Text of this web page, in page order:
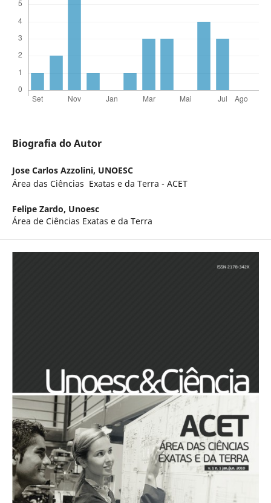
Biografia do Autor
Jose Carlos Azzolini, UNOESC
Área das Ciências Exatas e da Terra - ACET
Felipe Zardo, Unoesc
Área de Ciências Exatas e da Terra